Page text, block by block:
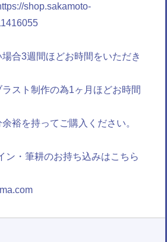
shop.sakamoto-
合3週間ほどお時間をいただき
スト制作の為1ヶ月ほどお時間
裕を持ってご購入ください。
ン・筆耕のお持ち込みはこちら